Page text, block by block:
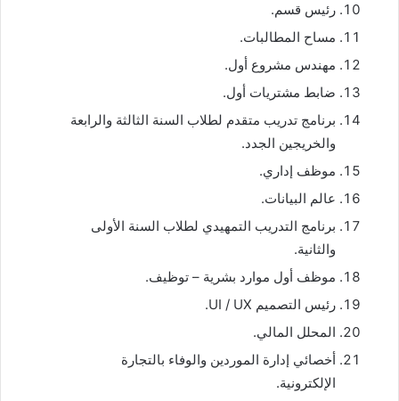
رئيس قسم.
مساح المطالبات.
مهندس مشروع أول.
ضابط مشتريات أول.
برنامج تدريب متقدم لطلاب السنة الثالثة والرابعة
والخريجين الجدد.
موظف إداري.
عالم البيانات.
برنامج التدريب التمهيدي لطلاب السنة الأولى
والثانية.
موظف أول موارد بشرية – توظيف.
رئيس التصميم UI / UX.
المحلل المالي.
أخصائي إدارة الموردين والوفاء بالتجارة
الإلكترونية.